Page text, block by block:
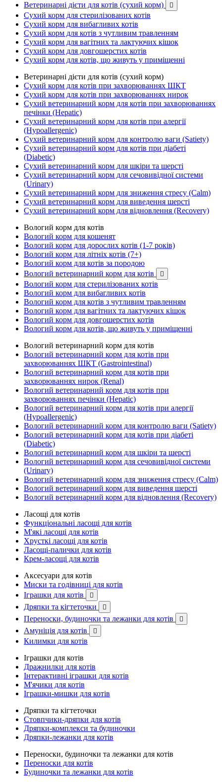
Ветеринарні дієти для котів (сухий корм)

Сухий корм для стерилізованих котів
Сухий корм для вибагливих котів
Сухий корм для котів з чутливим травленням
Сухий корм для вагітних та лактуючих кішок
Сухий корм для довгошерстих котів
Сухий корм для котів, що живуть у приміщенні
Ветеринарні дієти для котів (сухий корм)
Сухий корм для котів при захворюваннях ШКТ
Сухий корм для котів при захворюваннях нирок
Сухий ветеринарний корм для котів при захворюваннях
печінки (Hepatic)
Сухий ветеринарний корм для котів при алергії
(Hypoallergenic)
Сухий ветеринарний корм для контролю ваги (Satiety)
Сухий ветеринарний корм для котів при діабеті
(Diabetic)
Сухий ветеринарний корм для шкіри та шерсті
Сухий ветеринарний корм для сечовивідної системи
(Urinary)
Сухий ветеринарний корм для зниження стресу (Calm)
Сухий ветеринарний корм для виведення шерсті
Сухий ветеринарний корм для відновлення (Recovery)
Вологий корм для котів
Вологий корм для кошенят
Вологий корм для дорослих котів (1-7 років)
Вологий корм для літніх котів (7+)
Вологий корм для котів за породою
Вологий ветеринарний корм для котів

Вологий корм для стерилізованих котів
Вологий корм для вибагливих котів
Вологий корм для котів з чутливим травленням
Вологий корм для вагітних та лактуючих кішок
Вологий корм для довгошерстих котів
Вологий корм для котів, що живуть у приміщенні
Вологий ветеринарний корм для котів
Вологий ветеринарний корм для котів при
захворюваннях ШКТ (Gastrointestinal)
Вологий ветеринарний корм для котів при
захворюваннях нирок (Renal)
Вологий ветеринарний корм для котів при
захворюваннях печінки (Hepatic)
Вологий ветеринарний корм для котів при алергії
(Hypoallergenic)
Вологий ветеринарний корм для контролю ваги (Satiety)
Вологий ветеринарний корм для котів при діабеті
(Diabetic)
Вологий ветеринарний корм для шкіри та шерсті
Вологий ветеринарний корм для сечовивідної системи
(Urinary)
Вологий ветеринарний корм для зниження стресу (Calm)
Вологий ветеринарний корм для виведення шерсті
Вологий ветеринарний корм для відновлення (Recovery)
Ласощі для котів
Функціональні ласощі для котів
М'які ласощі для котів
Хрусткі ласощі для котів
Ласощі-палички для котів
Крем-ласощі для котів
Аксесуари для котів
Миски та годівниці для котів
Іграшки для котів

Дряпки та кігтеточки 
Переноски, будиночки та лежанки для котів 
Амуніція для котів 
Килимки для котів
Іграшки для котів
Дражнилки для котів
Інтерактивні іграшки для котів
М'ячики для котів
Іграшки-мишки для котів
Дряпки та кігтеточки
Стовпчики-дряпки для котів
Дряпки-комплекси та будиночки
Дряпки-лежанки для котів
Переноски, будиночки та лежанки для котів
Переноски для котів
Будиночки та лежанки для котів